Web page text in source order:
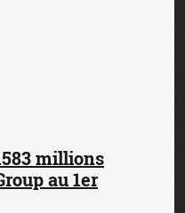
millions
au 1er